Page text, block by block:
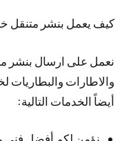
كيف يعمل بنشر متنقل
نعمل على ارسال بنشر
والاطارات والبطاريات
أيضاً الخدمات التالية: